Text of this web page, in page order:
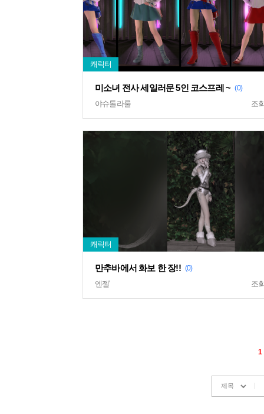
미소녀 전사 세일러문 5인 코스프레 ~ (0)
야슈톨라룰 조
만추바에서 화보 한 장!! (0)
엔젤' 조
1